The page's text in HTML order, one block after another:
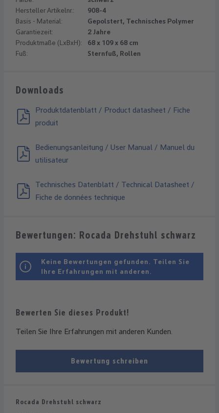
Hersteller Artikelnr.:
908-4
Basis - Material:
Gepolstert, Technisches Polymer
Garantiezeit:
2 Jahre
Produktmaße (LxBxH):
68 x 109 x 68 cm
Fuß:
Sternfuß, Rollen
Downloads
Produktdatenblatt / Product datasheet / Fiche
produit
Bedienungsanleitung / User Manual / Manuel du
utilisateur
Technisches Datenblatt / Technical Datasheet /
Fiche de données technique
Bewertungen: Rocada Drehstuhl schwarz
Bewerten Sie dieses Produkt!
Teilen Sie Ihre Erfahrungen mit anderen Kunden.
Bewertung schreiben
Keine Bewertungen gefunden. Teilen Sie
Ihre Erfahrungen mit anderen.
Rocada Drehstuhl schwarz